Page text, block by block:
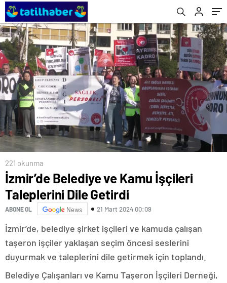
221 okunma
İzmir’de Belediye ve Kamu İşçileri
Taleplerini Dile Getirdi
ABONE OL News 21 Mart 2024 00:09
İzmir’de, belediye şirket işçileri ve kamuda çalışan
taşeron işçiler yaklaşan seçim öncesi seslerini
duyurmak ve taleplerini dile getirmek için toplandı.
Belediye Çalışanları ve Kamu Taşeron İşçileri Derneği,